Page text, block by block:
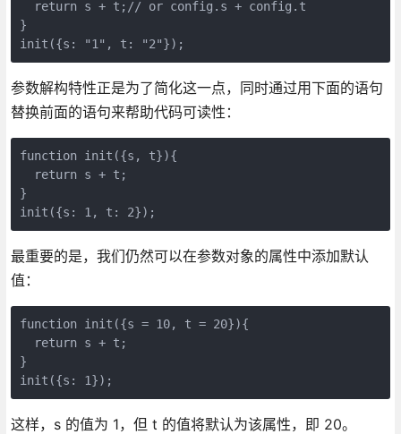
  return s + t;// or config.s + config.t
}
init({s: "1", t: "2"});
参数解构特性正是为了简化这一点，同时通过用下面的语句
替换前面的语句来帮助代码可读性：
function init({s, t}){
  return s + t;
}
init({s: 1, t: 2});
最重要的是，我们仍然可以在参数对象的属性中添加默认
值：
function init({s = 10, t = 20}){
  return s + t;
}
init({s: 1});
这样，s 的值为 1，但 t 的值将默认为该属性，即 20。